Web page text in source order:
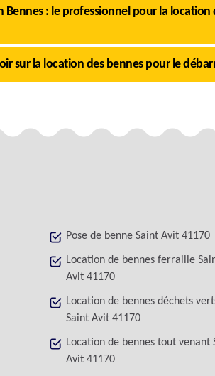
Bennes : le professionnel pour la location
sur la location des bennes pour le
Pose de benne Saint Avit 41170
Location de bennes ferraille
Avit 41170
Location de bennes déchets
Saint Avit 41170
Location de bennes tout venant
Avit 41170